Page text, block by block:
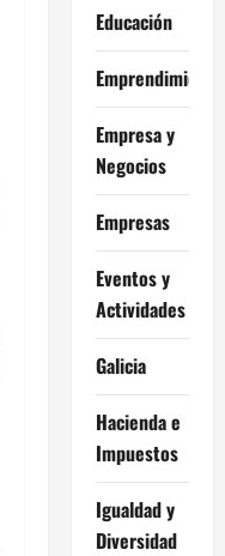
Educación
Emprendimiento
Empresa y
Negocios
Empresas
Eventos y
Actividades
Galicia
Hacienda e
Impuestos
Igualdad y
Diversidad